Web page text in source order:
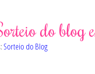
do blog
Sorteio do Blog